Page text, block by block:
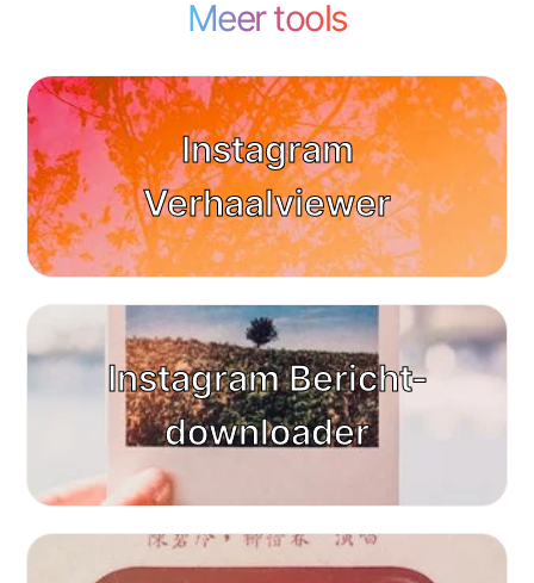
Meer tools
Instagram
Verhaalviewer
Instagram Bericht-
downloader